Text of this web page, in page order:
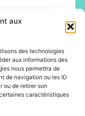
aux
des technologies
aux informations des
nous permettra de
de navigation ou les ID
ou de retirer son
caractéristiques